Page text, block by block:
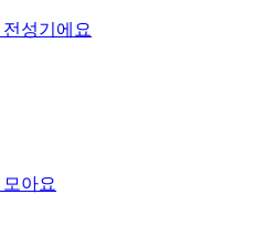
성기에요
아요